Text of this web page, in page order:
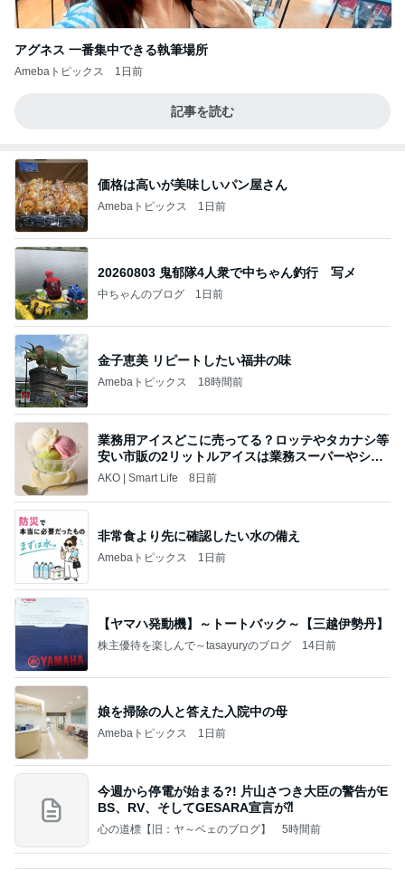
アグネス 一番集中できる執筆場所
Amebaトピックス 1日前
記事を読む
価格は高いが美味しいパン屋さん
Amebaトピックス 1日前
20260803 鬼郁隊4人衆で中ちゃん釣行 写メ
中ちゃんのブログ 1日前
金子恵美 リピートしたい福井の味
Amebaトピックス 18時間前
業務用アイスどこに売ってる？ロッテやタカナシ等
安い市販の2リットルアイスは業務スーパーやシャ
トレ
AKO | Smart Life 8日前
非常食より先に確認したい水の備え
Amebaトピックス 1日前
【ヤマハ発動機】～トートバック～【三越伊勢丹】
株主優待を楽しんで～tasayuryのブログ 14日前
娘を掃除の人と答えた入院中の母
Amebaトピックス 1日前
今週から停電が始まる?! 片山さつき大臣の警告がE
BS、RV、そしてGESARA宣言が⁈
心の道標【旧：ヤ～ベェのブログ】 5時間前